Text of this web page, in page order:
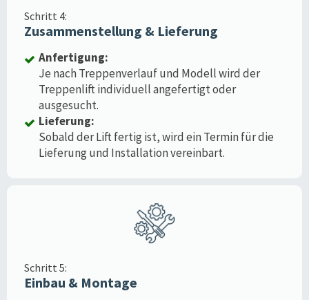
Schritt 4:
Zusammenstellung & Lieferung
Anfertigung:
Je nach Treppenverlauf und Modell wird der
Treppenlift individuell angefertigt oder
ausgesucht.
Lieferung:
Sobald der Lift fertig ist, wird ein Termin für die
Lieferung und Installation vereinbart.
Schritt 5:
Einbau & Montage